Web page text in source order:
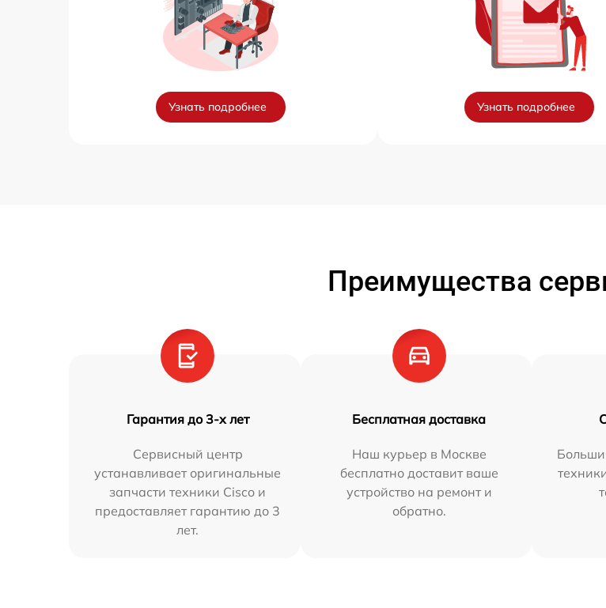
Узнать подробнее Узнать подробнее
Преимущества
Гарантия до 3-х лет
Сервисный центр
устанавливает оригинальные
запчасти техники Cisco и
предоставляет гарантию до 3
лет.
Бесплатная доставка
Наш курьер в Москве
бесплатно доставит ваше
устройство на ремонт и
обратно.